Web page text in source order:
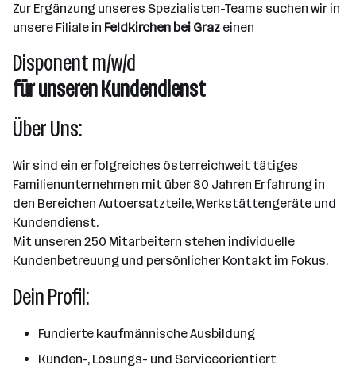
Zur Ergänzung unseres Spezialisten-Teams suchen wir in
unsere Filiale in Feldkirchen bei Graz einen
Disponent m/w/d
für unseren Kundendienst
Über Uns:
Wir sind ein erfolgreiches österreichweit tätiges
Familienunternehmen mit über 80 Jahren Erfahrung in
den Bereichen Autoersatzteile, Werkstättengeräte und
Kundendienst.
Mit unseren 250 Mitarbeitern stehen individuelle
Kundenbetreuung und persönlicher Kontakt im Fokus.
Dein Profil:
Fundierte kaufmännische Ausbildung
Kunden-, Lösungs- und Serviceorientiert